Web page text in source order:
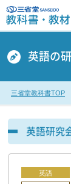
英語の
三省堂教科書TOP
英語研究
英語